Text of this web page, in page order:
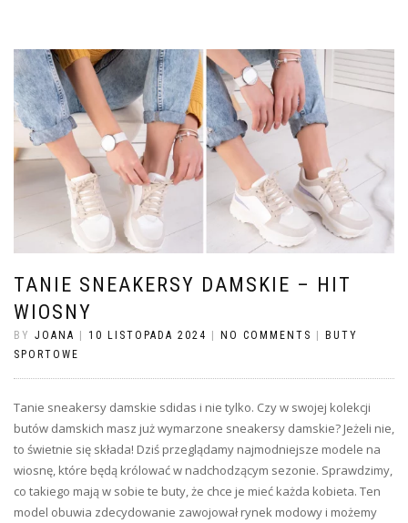
TANIE SNEAKERSY DAMSKIE – HIT
WIOSNY
BY JOANA 10 LISTOPADA 2024 NO COMMENTS
BUTY
SPORTOWE
Tanie sneakersy damskie sdidas i nie tylko. Czy w swojej kolekcji
butów damskich masz już wymarzone sneakersy damskie? Jeżeli nie,
to świetnie się składa! Dziś przeglądamy najmodniejsze modele na
wiosnę, które będą królować w nadchodzącym sezonie. Sprawdzimy,
co takiego mają w sobie te buty, że chce je mieć każda kobieta. Ten
model obuwia zdecydowanie zawojował rynek modowy i możemy